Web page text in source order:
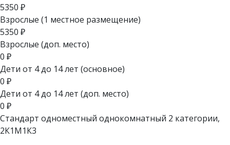
5350 ₽
Взрослые (1 местное размещение)
5350 ₽
Взрослые (доп. место)
0 ₽
Дети от 4 до 14 лет (основное)
0 ₽
Дети от 4 до 14 лет (доп. место)
0 ₽
Стандарт одноместный однокомнатный 2 категории,
2К1М1К3